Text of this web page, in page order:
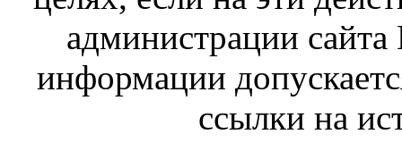
администрации
информации
ссылки на